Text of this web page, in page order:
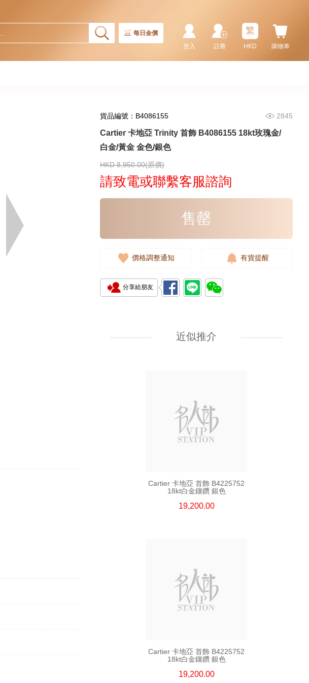
每日金價
購物車
繁
HKD
註冊
登入
貨品編號：B4086155 2845
Cartier 卡地亞 Trinity 首飾 B4086155 18kt玫瑰金/
白金/黃金 金色/銀色
HKD 8,950.00(原價)
請致電或聯繫客服諮詢
售罄
價格調整通知 有貨提醒
分享給朋友
近似推介
Cartier 卡地亞 首飾 B4225752
18kt白金鑲鑽 銀色
19,200.00
Cartier 卡地亞 首飾 B4225752
18kt白金鑲鑽 銀色
19,200.00